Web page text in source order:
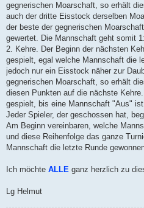
gegnerischen Moarschaft, so erhält
auch der dritte Eisstock derselben
der beste der gegnerischen
gewertet. Die Mannschaft geht somit
2. Kehre. Der Beginn der nächsten
gespielt, egal welche Mannschaft die
jedoch nur ein Eisstock näher zur
gegnerischen Moarschaft, so erhält
diesen Punkten auf die nächste
gespielt, bis eine Mannschaft "Aus"
Jeder Spieler, der geschossen hat,
Am Beginn vereinbaren, welche
und diese Reihenfolge das ganze
Mannschaft die letzte Runde
Ich möchte ALLE ganz herzlich zu
Lg Helmut